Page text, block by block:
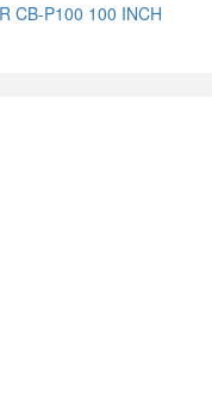
CB-P100 100 INCH